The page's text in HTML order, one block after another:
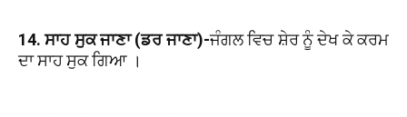
14. ਸਾਹ ਸੁਕ ਜਾਣਾ (ਡਰ ਜਾਣਾ)-ਜੰਗਲ ਵਿਚ ਸ਼ੇਰ ਨੂੰ ਦੇਖ ਕੇ ਕਰਮ
ਦਾ ਸਾਹ ਸੁਕ ਗਿਆ ।